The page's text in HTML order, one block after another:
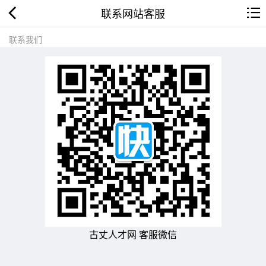
联系网站客服
联系我们
古丈人才网 客服微信